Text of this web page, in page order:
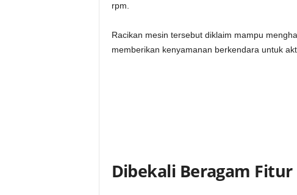
rpm.
Racikan mesin tersebut diklaim mampu
memberikan kenyamanan berkendara untuk
Dibekali Beragam